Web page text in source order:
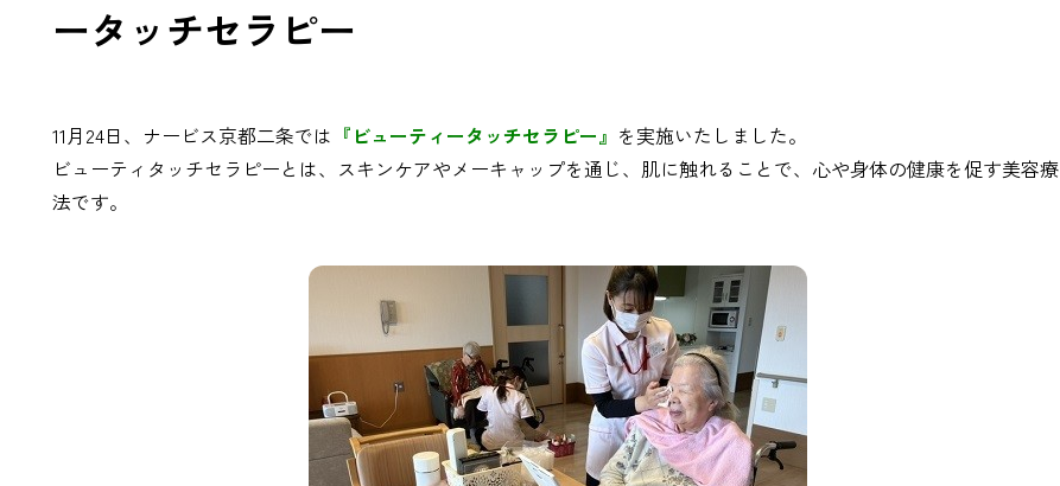
ータッチセラピー
11月24日、ナービス京都二条では 『ビューティータッチセラピー』 を実施いたしました。
ビューティタッチセラピーとは、スキンケアやメーキャップを通じ、肌に触れることで、心や身体の健康を促す美容療
法です。